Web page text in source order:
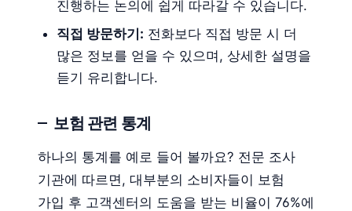
진행하는 논의에 쉽게 따라갈 수 있습니다.
직접 방문하기: 전화보다 직접 방문 시 더
많은 정보를 얻을 수 있으며, 상세한 설명을
듣기 유리합니다.
보험 관련 통계
하나의 통계를 예로 들어 볼까요? 전문 조사
기관에 따르면, 대부분의 소비자들이 보험
가입 후 고객센터의 도움을 받는 비율이 76%에